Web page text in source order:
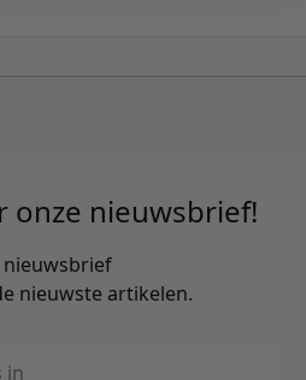
onze nieuwsbrief!
nieuwsbrief
nieuwste artikelen.